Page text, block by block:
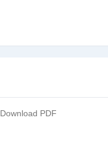
Download PDF